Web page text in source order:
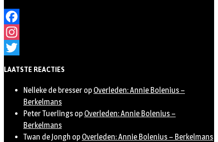
Facebook
Instagram
LAATSTE REACTIES
Nelleke de bresser op Overleden: Annie Bolenius –
Berkelmans
Peter Tuerlings op Overleden: Annie Bolenius –
Berkelmans
Twan de Jongh op Overleden: Annie Bolenius – Berkelmans